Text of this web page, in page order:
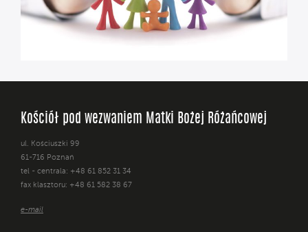
Kościół pod wezwaniem Matki Bożej Różańcowej
ul. Kościuszki 99
61-716 Poznań
tel - centrala: +48 61 852 31 34
fax klasztoru: +48 61 582 38 67
e-mail